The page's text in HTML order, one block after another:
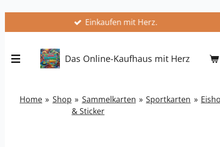
springen
Einkaufen mit Herz.
Das Online-Kaufhaus mit Herz
Home » Shop » Sammelkarten
& Sticker
» Sportkarten »